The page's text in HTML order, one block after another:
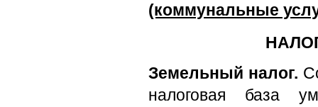
(коммунальные
Земельный налог.
налоговая база